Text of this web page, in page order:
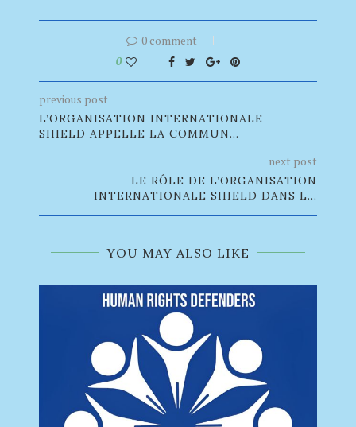
0 comment
0
previous post
L’ORGANISATION INTERNATIONALE
SHIELD APPELLE LA COMMUN...
next post
LE RÔLE DE L’ORGANISATION
INTERNATIONALE SHIELD DANS L...
YOU MAY ALSO LIKE